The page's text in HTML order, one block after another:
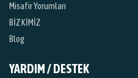
Misafir Yorumları
BİZ KİMİZ
Blog
YARDIM / DESTEK